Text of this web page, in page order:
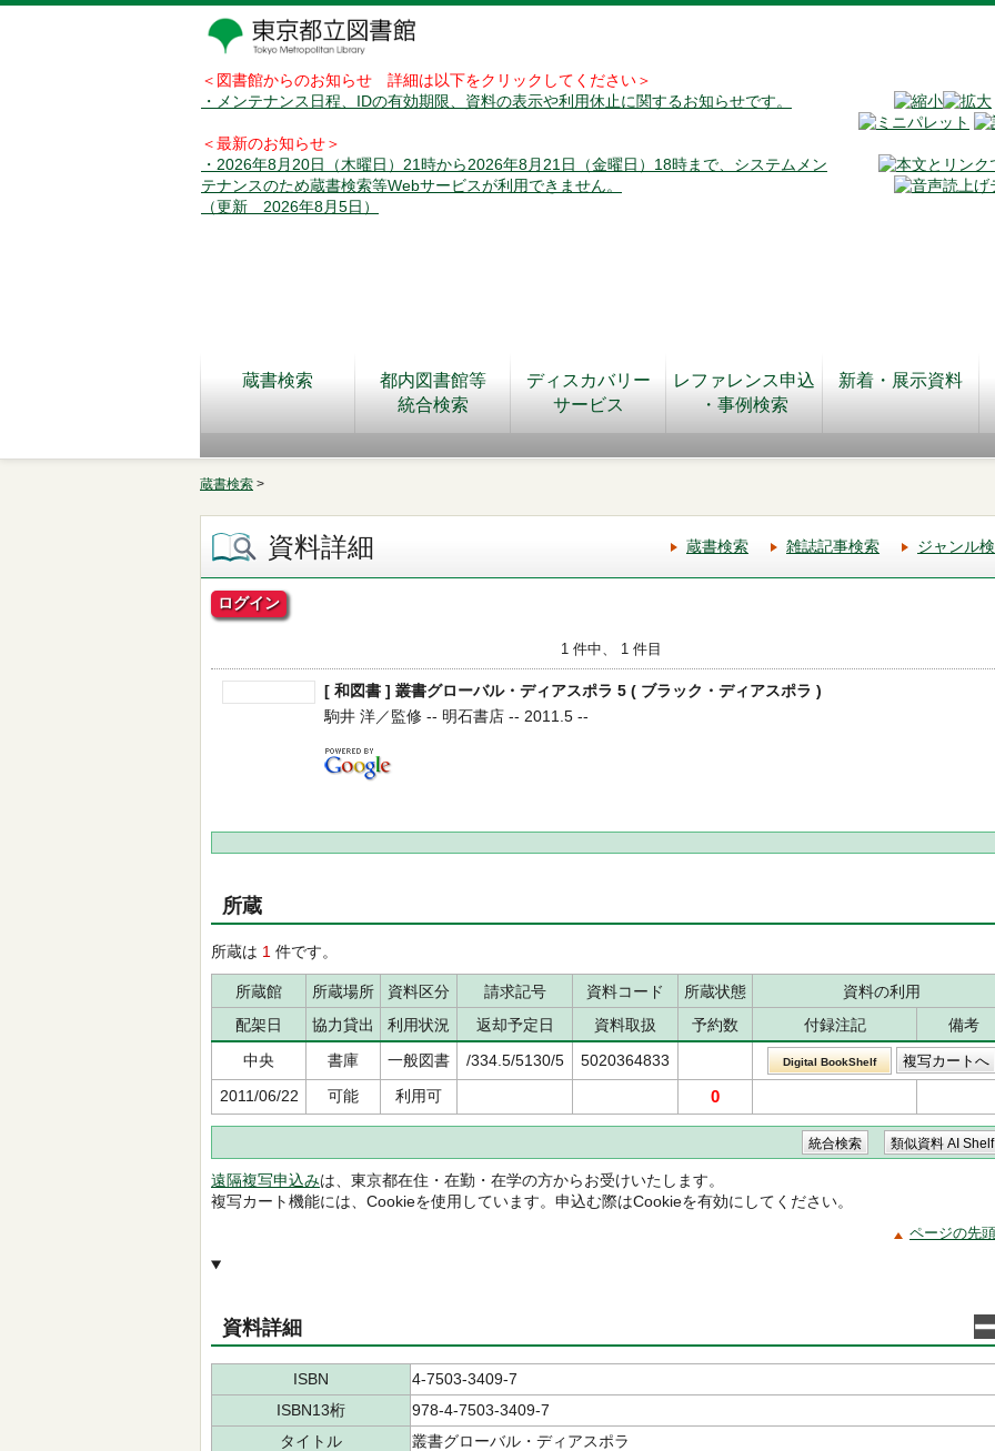
＜図書館からのお知らせ 詳細は以下をクリックしてください＞
・メンテナンス日程、IDの有効期限、資料の表示や利用休止に関するお知らせです。
＜最新のお知らせ＞
・2026年8月20日（木曜日）21時から2026年8月21日（金曜日）18時まで、システムメン
テナンスのため蔵書検索等Webサービスが利用できません。
（更新 2026年8月5日）
蔵書検索
都内図書館等
統合検索
ディスカバリー
サービス
レファレンス申込
・事例検索
新着・展示資料
蔵書検索 >
資料詳細 蔵書検索 雑誌記事検索 ジャンル
ログイン
1 件中、 1 件目
[ 和図書 ] 叢書グローバル・ディアスポラ 5 ( ブラック・ディアスポラ )
駒井 洋／監修 -- 明石書店 -- 2011.5 --
所蔵
所蔵は 1 件です。
所蔵館 所蔵場所 資料区分 請求記号 資料コード 所蔵状態
資料の利用
配架日
協力貸出 利用状況 返却予定日 資料取扱 予約数 付録注記
備考
中央
書庫 一般図書 /334.5/5130/5 5020364833 Digital BookShelf
2011/06/22 可能 利用可 0
遠隔複写申込みは、東京都在住・在勤・在学の方からお受けいたします。
複写カート機能には、Cookieを使用しています。申込む際はCookieを有効にしてください。
ページの先
資料詳細
ISBN
4-7503-3409-7
ISBN13桁
978-4-7503-3409-7
タイトル
叢書グローバル・ディアスポラ